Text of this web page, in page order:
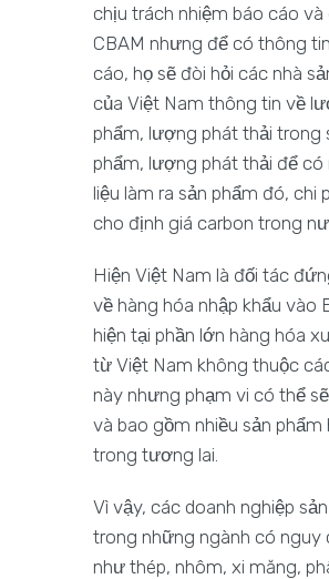
chịu trách nhiệm báo cáo và
CBAM nhưng để có thông
cáo, họ sẽ đòi hỏi các nhà
của Việt Nam thông tin về
phẩm, lượng phát thải trong
phẩm, lượng phát thải để có
liệu làm ra sản phẩm đó, chi
cho định giá carbon trong
Hiện Việt Nam là đối tác
về hàng hóa nhập khẩu vào
hiện tại phần lớn hàng hóa
từ Việt Nam không thuộc
này nhưng phạm vi có thể
và bao gồm nhiều sản phẩm
trong tương lai.
Vì vậy, các doanh nghiệp
trong những ngành có nguy
như thép, nhôm, xi măng,